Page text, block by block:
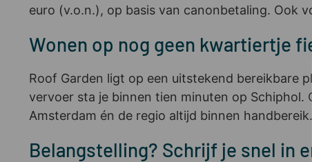
euro (v.o.n.), op basis van canonbetaling. Ook
Wonen op nog geen kwartiertje
Roof Garden ligt op een uitstekend bereikbare
vervoer sta je binnen tien minuten op Schiphol.
Amsterdam én de regio altijd binnen handbereik.
Belangstelling? Schrijf je snel in